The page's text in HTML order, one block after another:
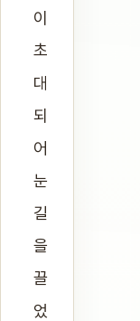
이
초
대
되
어
눈
길
을
끌
었